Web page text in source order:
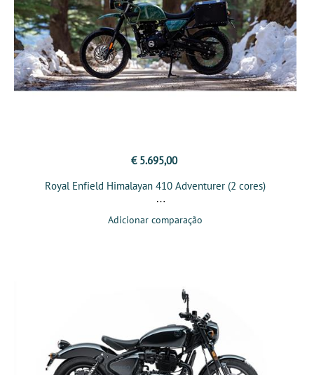
€ 5.695,00
Royal Enfield Himalayan 410 Adventurer (2 cores)
Adicionar comparação